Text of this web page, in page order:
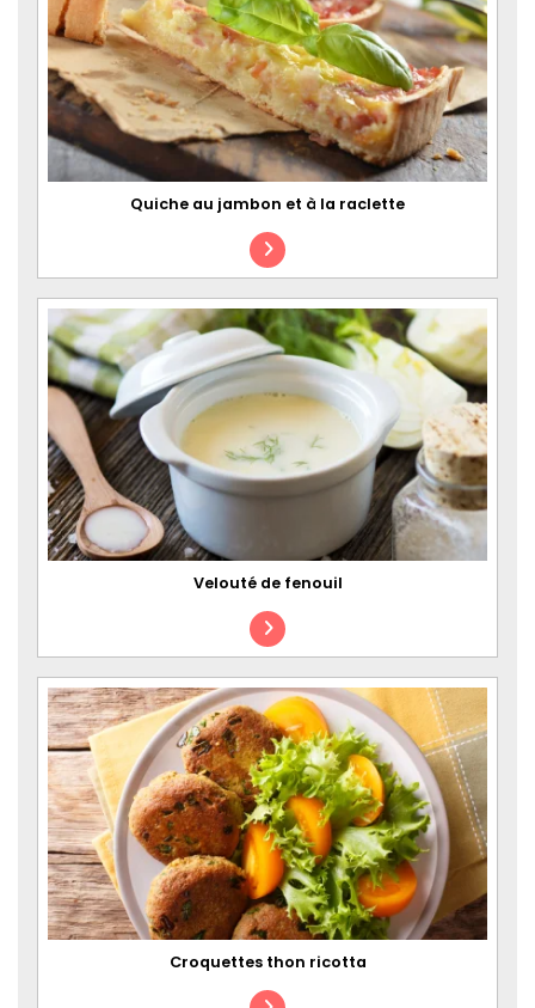
Quiche au jambon et à la raclette
Velouté de fenouil
Croquettes thon ricotta